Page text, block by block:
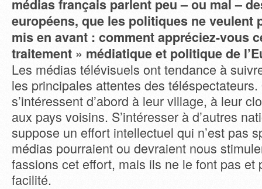
médias français parlent peu – ou mal –
européens, que les politiques ne veulent
mis en avant : comment appréciez-vous
traitement » médiatique et politique de
Les médias télévisuels ont tendance à
les principales attentes des téléspectateurs.
s’intéressent d’abord à leur village, à leur
aux pays voisins. S’intéresser à d’autres
suppose un effort intellectuel qui n’est pas
médias pourraient ou devraient nous
fassions cet effort, mais ils ne le font pas et
facilité.